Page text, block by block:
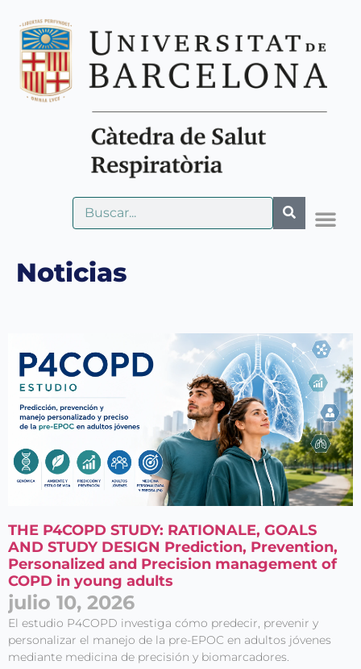
Noticias
THE P4COPD STUDY: RATIONALE, GOALS
AND STUDY DESIGN Prediction, Prevention,
Personalized and Precision management of
COPD in young adults
julio 10, 2026
El estudio P4COPD investiga cómo predecir, prevenir y
personalizar el manejo de la pre-EPOC en adultos jóvenes
mediante medicina de precisión y biomarcadores.